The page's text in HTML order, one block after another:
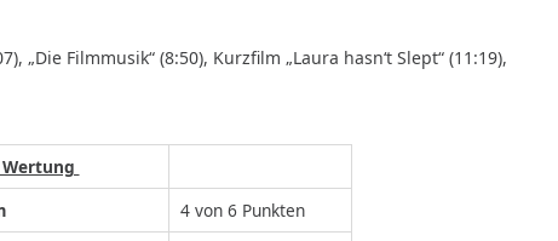
„Die Filmmusik“ (8:50), Kurzfilm „Laura hasn‘t Slept“ (11:19),
Wertung
4 von 6 Punkten